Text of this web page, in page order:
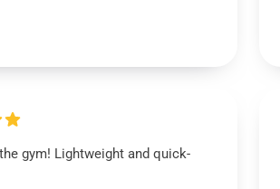
gym! Lightweight and quick-